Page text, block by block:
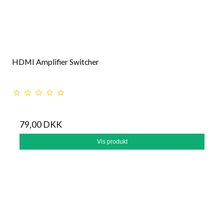
HDMI Amplifier Switcher
79,00 DKK
Vis produkt